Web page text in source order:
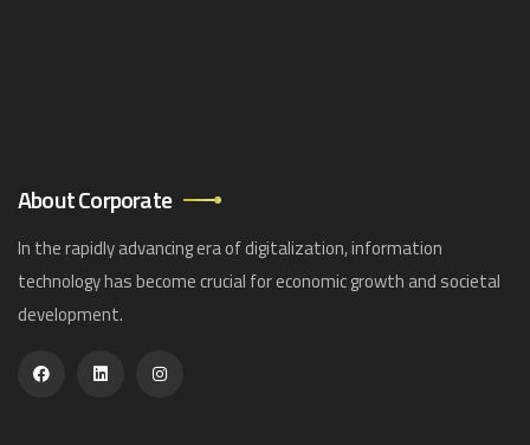
About Corporate
In the rapidly advancing era of digitalization, information
technology has become crucial for economic growth and societal
development.